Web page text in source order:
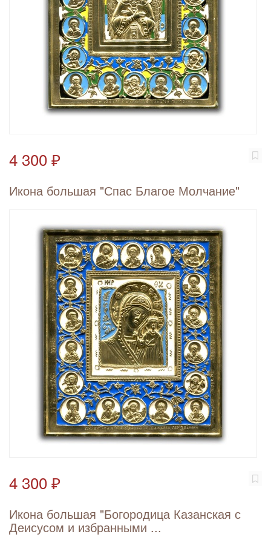
4 300 ₽
Икона большая "Спас Благое Молчание"
4 300 ₽
Икона большая "Богородица Казанская с
Деисусом и избранными ...